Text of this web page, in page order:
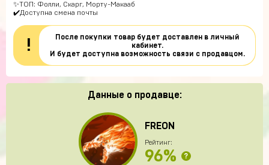
✨ТОП: Фолли, Скарг, Морту-Макааб
✔️Доступна смена почты
!
После покупки товар будет доставлен в личный
кабинет.
И будет доступна возможность связи с продавцом.
Данные о продавце:
FREON
Рейтинг:
96% ?